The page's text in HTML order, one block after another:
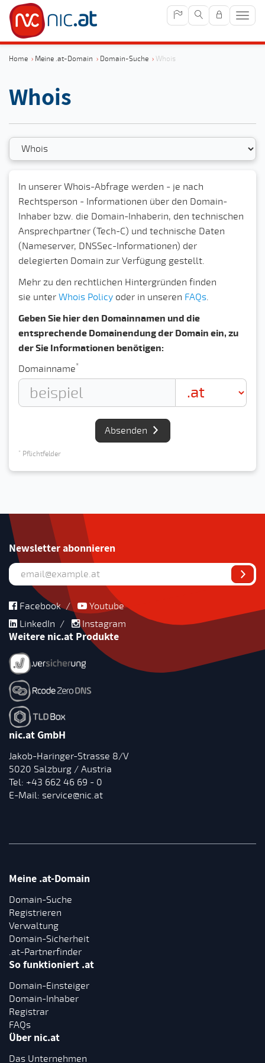
Home › Meine .at-Domain › Domain-Suche › Whois
Whois
In unserer Whois-Abfrage werden - je nach
Rechtsperson - Informationen über den Domain-
Inhaber bzw. die Domain-Inhaberin, den technischen
Ansprechpartner (Tech-C) und technische Daten
(Nameserver, DNSSec-Informationen) der
delegierten Domain zur Verfügung gestellt.
Mehr zu den rechtlichen Hintergründen finden
sie unter Whois Policy oder in unseren FAQs.
Geben Sie hier den Domainnamen und die
entsprechende Domainendung der Domain ein, zu
der Sie Informationen benötigen:
Domainname*
Absenden
* Pflichtfelder
Newsletter abonnieren
Facebook/
Youtube
LinkedIn / Instagram
Weitere nic.at Produkte
nic.at GmbH
Jakob-Haringer-Strasse 8/V
5020 Salzburg / Austria
Tel: +43 662 46 69 - 0
E-Mail: service@nic.at
Meine .at-Domain
Domain-Suche
Registrieren
Verwaltung
Domain-Sicherheit
.at-Partnerfinder
So funktioniert .at
Domain-Einsteiger
Domain-Inhaber
Registrar
FAQs
Über nic.at
Das Unternehmen